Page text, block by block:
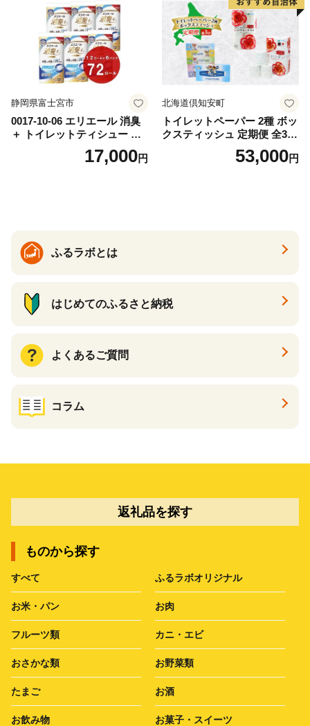
道 倶知安町 日用品
静岡県富士宮市
0017-10-06 エリエール 消臭
＋ トイレットティシュー し
っかり香るフレッシュクリア
の香り ダブル 12ロール×6パ
17,000円
北海道倶知安町
トイレットペーパー 2種 ボッ
クスティッシュ 定期便 全3
回 日本製 まとめ買い 防災
常備品 日用雑貨 消耗品 生活
53,000円
ふるラボとは
はじめてのふるさと納税
よくあるご質問
コラム
返礼品を探す
ものから探す
すべて ふるラボオリジナル
お米・パン お肉
フルーツ類 カニ・エビ
おさかな類 お野菜類
たまご お酒
お飲み物 お菓子・スイーツ